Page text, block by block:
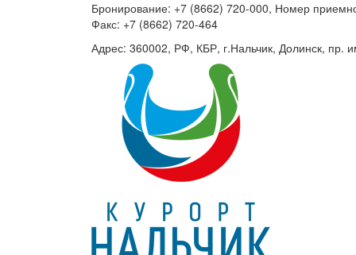
Бронирование: +7 (8662) 720-000, Номер
Факс: +7 (8662) 720-464
Адрес: 360002, РФ, КБР, г.Нальчик, Долинск, пр.